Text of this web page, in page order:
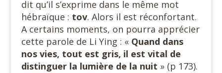
dit qu’il s’exprime dans le même mot
hébraïque : tov. Alors il est réconfortant.
A certains moments, on pourra apprécier
cette parole de Li Ying : « Quand dans
nos vies, tout est gris, il est vital de
distinguer la lumière de la nuit » (p 173).